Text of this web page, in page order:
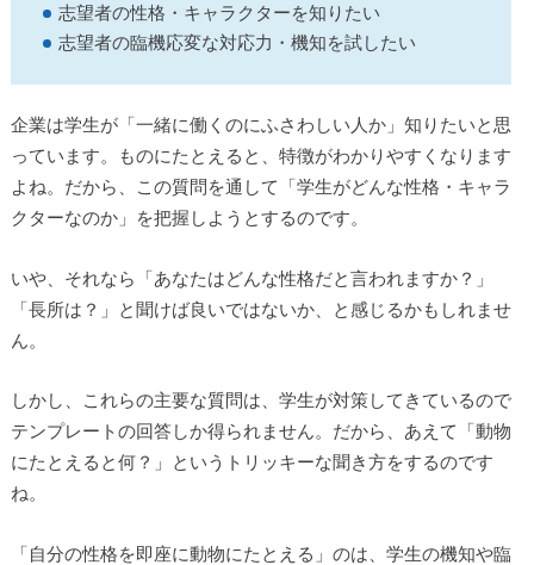
志望者の性格・キャラクターを知りたい
志望者の臨機応変な対応力・機知を試したい
企業は学生が「一緒に働くのにふさわしい人か」知りたいと思
っています。ものにたとえると、特徴がわかりやすくなります
よね。だから、この質問を通して「学生がどんな性格・キャラ
クターなのか」を把握しようとするのです。
いや、それなら「あなたはどんな性格だと言われますか？」
「長所は？」と聞けば良いではないか、と感じるかもしれませ
ん。
しかし、これらの主要な質問は、学生が対策してきているので
テンプレートの回答しか得られません。だから、あえて「動物
にたとえると何？」というトリッキーな聞き方をするのです
ね。
「自分の性格を即座に動物にたとえる」のは、学生の機知や臨